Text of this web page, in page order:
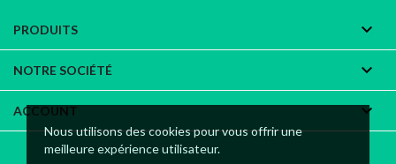
Nous utilisons des cookies pour vous offrir une
meilleure expérience utilisateur.
PRODUITS 
NOTRE SOCIÉTÉ 
ACCOUNT 